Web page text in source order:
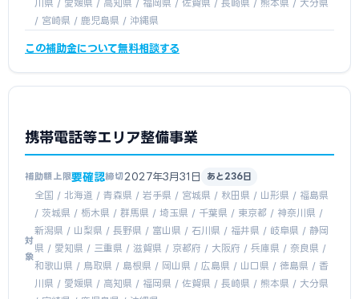
川県 / 愛媛県 / 高知県 / 福岡県 / 佐賀県 / 長崎県 / 熊本県 / 大分県
/ 宮崎県 / 鹿児島県 / 沖縄県
この補助金について無料相談する
携帯電話等エリア整備事業
補助額上限要確認締切 2027年3月31日 あと236日
対
象
全国 / 北海道 / 青森県 / 岩手県 / 宮城県 / 秋田県 / 山形県 / 福島県
/ 茨城県 / 栃木県 / 群馬県 / 埼玉県 / 千葉県 / 東京都 / 神奈川県 /
新潟県 / 山梨県 / 長野県 / 富山県 / 石川県 / 福井県 / 岐阜県 / 静岡
県 / 愛知県 / 三重県 / 滋賀県 / 京都府 / 大阪府 / 兵庫県 / 奈良県 /
和歌山県 / 鳥取県 / 島根県 / 岡山県 / 広島県 / 山口県 / 徳島県 / 香
川県 / 愛媛県 / 高知県 / 福岡県 / 佐賀県 / 長崎県 / 熊本県 / 大分県